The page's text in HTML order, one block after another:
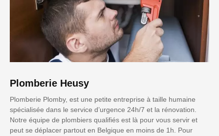
Plomberie Heusy
Plomberie Plomby, est une petite entreprise à taille humaine
spécialisée dans le service d’urgence 24h/7 et la rénovation.
Notre équipe de plombiers qualifiés est là pour vous servir et
peut se déplacer partout en Belgique en moins de 1h. Pour